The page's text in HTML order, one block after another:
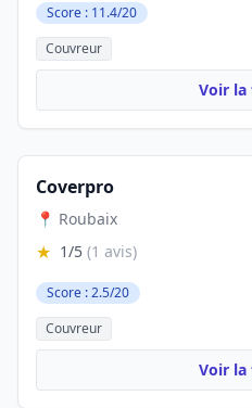
Score : 11.4/20
Couvreur
Voir la
Coverpro
📍 Roubaix
★ 1/5 (1 avis)
Score : 2.5/20
Couvreur
Voir la